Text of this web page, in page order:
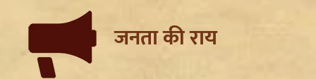
जनता की राय